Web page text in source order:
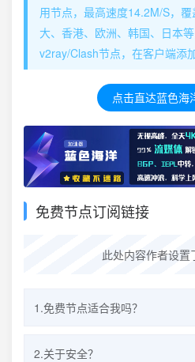
用节点，最高速度14.2M/S，
大、香港、欧洲、韩国、日本
v2ray/Clash节点，在客户端添
点击直达蓝色海
免费节点订阅链接
此处内容作者设置
1.免费节点适合我吗？
偶尔：上网查资料访问文
2.关于安全？